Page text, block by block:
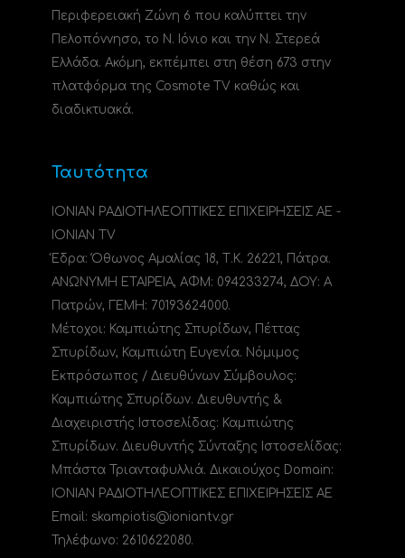
Περιφερειακή Ζώνη 6 που καλύπτει την
Πελοπόννησο, το N. Ιόνιο και την Ν. Στερεά
Ελλάδα. Ακόμη, εκπέμπει στη θέση 673 στην
πλατφόρμα της Cosmote TV καθώς και
διαδικτυακά.
Ταυτότητα
ΙΟΝΙΑΝ ΡΑΔΙΟΤΗΛΕΟΠΤΙΚΕΣ ΕΠΙΧΕΙΡΗΣΕΙΣ ΑΕ -
IONIAN TV
Έδρα: Όθωνος Αμαλίας 18, Τ.Κ. 26221, Πάτρα.
ΑΝΩΝΥΜΗ ΕΤΑΙΡΕΙΑ, ΑΦΜ: 094233274, ΔΟΥ: A
Πατρών, ΓΕΜΗ: 70193624000.
Μέτοχοι: Καμπιώτης Σπυρίδων, Πέττας
Σπυρίδων, Καμπιώτη Ευγενία. Νόμιμος
Εκπρόσωπος / Διευθύνων Σύμβουλος:
Καμπιώτης Σπυρίδων. Διευθυντής &
Διαχειριστής Ιστοσελίδας: Καμπιώτης
Σπυρίδων. Διευθυντής Σύνταξης Ιστοσελίδας:
Μπάστα Τριανταφυλλιά. Δικαιούχος Domain:
ΙΟΝΙΑΝ ΡΑΔΙΟΤΗΛΕΟΠΤΙΚΕΣ ΕΠΙΧΕΙΡΗΣΕΙΣ ΑΕ
Email: skampiotis@ioniantv.gr
Τηλέφωνο: 2610622080.